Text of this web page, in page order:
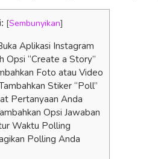
[Sembunyikan]
Aplikasi Instagram
Opsi “Create a Story”
Foto atau Video
Stiker “Poll”
Pertanyaan Anda
Opsi Jawaban
Waktu Polling
Polling Anda